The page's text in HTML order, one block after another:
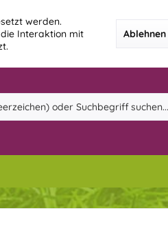
werden.
Interaktion mit
Ablehnen